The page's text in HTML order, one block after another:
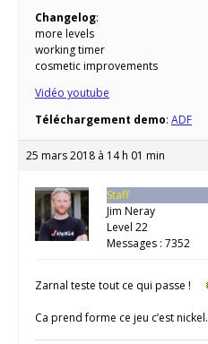
Changelog:
more levels
working timer
cosmetic improvements
Vidéo youtube
Téléchargement demo: ADF
25 mars 2018 à 14 h 01 min
Staff
Jim Neray
Level 22
Messages : 7352
Zarnal teste tout ce qui passe !
Ca prend forme ce jeu c’est nickel.